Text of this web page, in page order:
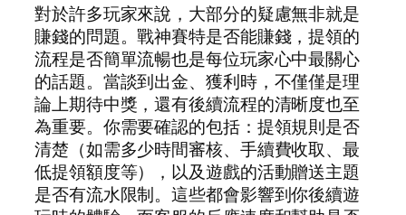
對於許多玩家來說，大部分的疑慮無非就是
賺錢的問題。戰神賽特是否能賺錢，提領的
流程是否簡單流暢也是每位玩家心中最關心
的話題。當談到出金、獲利時，不僅僅是理
論上期待中獎，還有後續流程的清晰度也至
為重要。你需要確認的包括：提領規則是否
清楚（如需多少時間審核、手續費收取、最
低提領額度等），以及遊戲的活動贈送主題
是否有流水限制。這些都會影響到你後續遊